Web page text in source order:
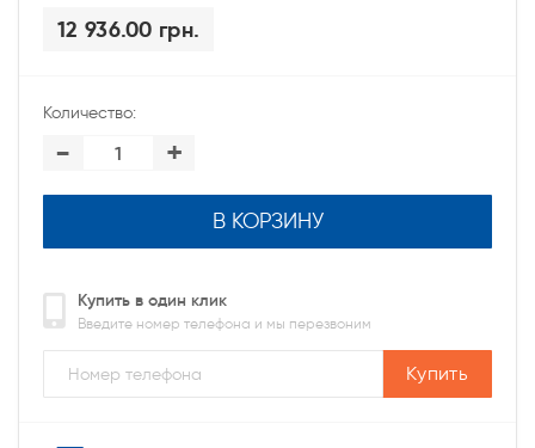
12 936.00 грн.
Количество:
- +
В КОРЗИНУ
Купить в один клик
Введите номер телефона и мы перезвоним
Купить